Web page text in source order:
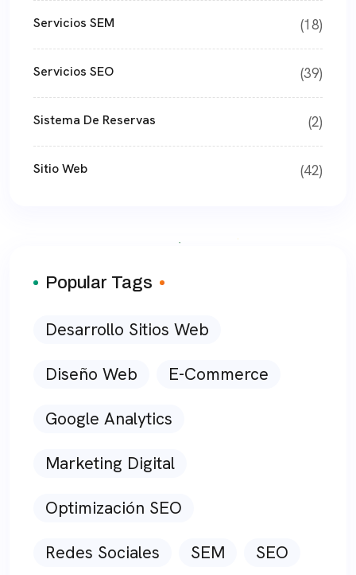
Servicios SEM (18)
Servicios SEO (39)
Sistema De Reservas (2)
Sitio Web (42)
Popular Tags
Desarrollo Sitios Web
Diseño Web E-Commerce
Google Analytics
Marketing Digital
Optimización SEO
Redes Sociales SEM SEO